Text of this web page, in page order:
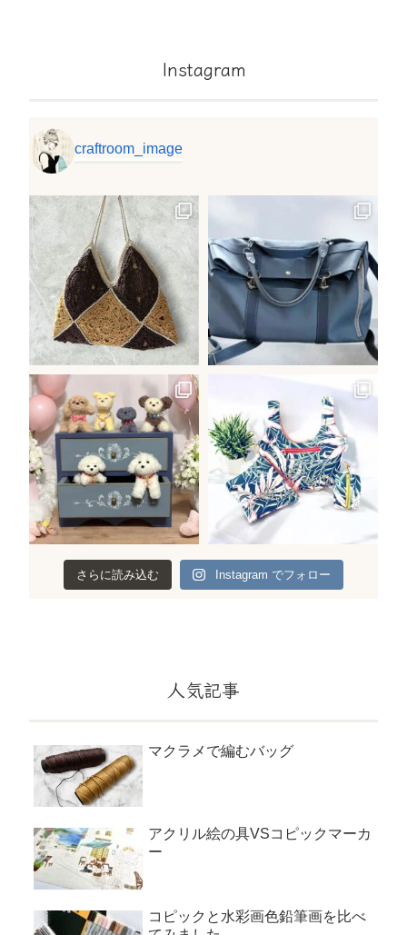
Instagram
craftroom_image
さらに読み込む Instagram でフォロー
人気記事
マクラメで編むバッグ
アクリル絵の具VSコピックマーカ
ー
コピックと水彩画色鉛筆画を比べ